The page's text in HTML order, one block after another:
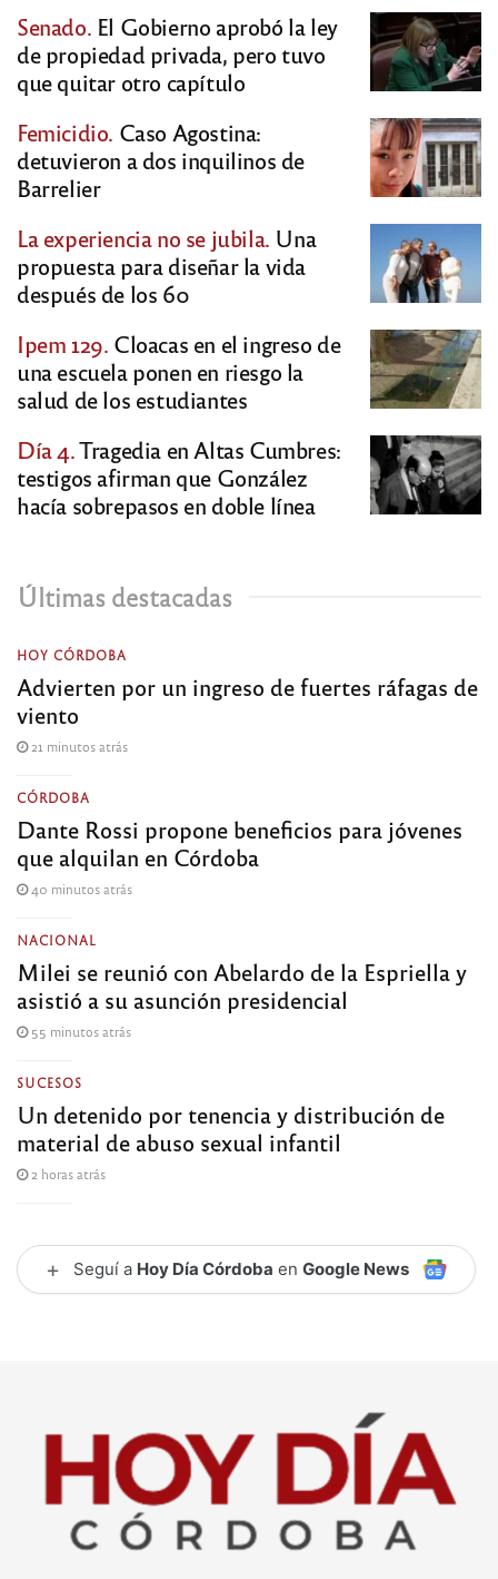
Senado. El Gobierno aprobó la ley
de propiedad privada, pero tuvo
que quitar otro capítulo
Femicidio. Caso Agostina:
detuvieron a dos inquilinos de
Barrelier
La experiencia no se jubila. Una
propuesta para diseñar la vida
después de los 60
Ipem 129. Cloacas en el ingreso de
una escuela ponen en riesgo la
salud de los estudiantes
Día 4.Tragedia en Altas Cumbres:
testigos afirman que González
hacía sobrepasos en doble línea
Últimas destacadas
HOY CÓRDOBA
Advierten por un ingreso de fuertes ráfagas de
viento
21 minutos atrás
CÓRDOBA
Dante Rossi propone beneficios para jóvenes
que alquilan en Córdoba
40 minutos atrás
NACIONAL
Milei se reunió con Abelardo de la Espriella y
asistió a su asunción presidencial
55 minutos atrás
SUCESOS
Un detenido por tenencia y distribución de
material de abuso sexual infantil
2 horas atrás
+ Seguí a Hoy Día Córdoba en Google News